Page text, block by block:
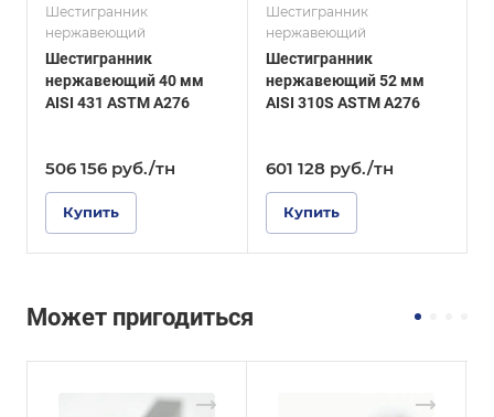
Шестигранник
нержавеющий
Шестигранник
нержавеющий 40 мм
AISI 431 ASTM A276
506 156 руб./тн
Купить
52
Шестигранник
нержавеющий
Шестигранник
нержавеющий 52 мм
AISI 310S ASTM A276
601 128 руб./тн
Купить
25
Может пригодиться